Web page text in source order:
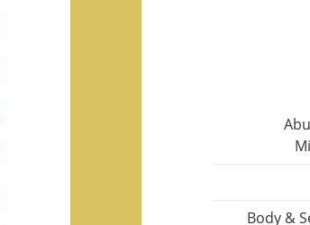
Body &